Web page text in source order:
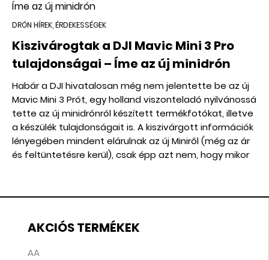
DRÓN HÍREK, ÉRDEKESSÉGEK
Kiszivárogtak a DJI Mavic Mini 3 Pro
tulajdonságai – Íme az új minidrón
Habár a DJI hivatalosan még nem jelentette be az új
Mavic Mini 3 Prót, egy holland viszonteladó nyilvánossá
tette az új minidrónról készített termékfotókat, illetve
a készülék tulajdonságait is. A kiszivárgott információk
lényegében mindent elárulnak az új Miniről (még az ár
és feltüntetésre kerül), csak épp azt nem, hogy mikor
AKCIÓS TERMÉKEK
AA